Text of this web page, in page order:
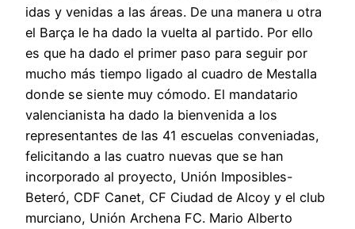
idas y venidas a las áreas. De una manera u otra
el Barça le ha dado la vuelta al partido. Por ello
es que ha dado el primer paso para seguir por
mucho más tiempo ligado al cuadro de Mestalla
donde se siente muy cómodo. El mandatario
valencianista ha dado la bienvenida a los
representantes de las 41 escuelas conveniadas,
felicitando a las cuatro nuevas que se han
incorporado al proyecto, Unión Imposibles-
Beteró, CDF Canet, CF Ciudad de Alcoy y el club
murciano, Unión Archena FC. Mario Alberto